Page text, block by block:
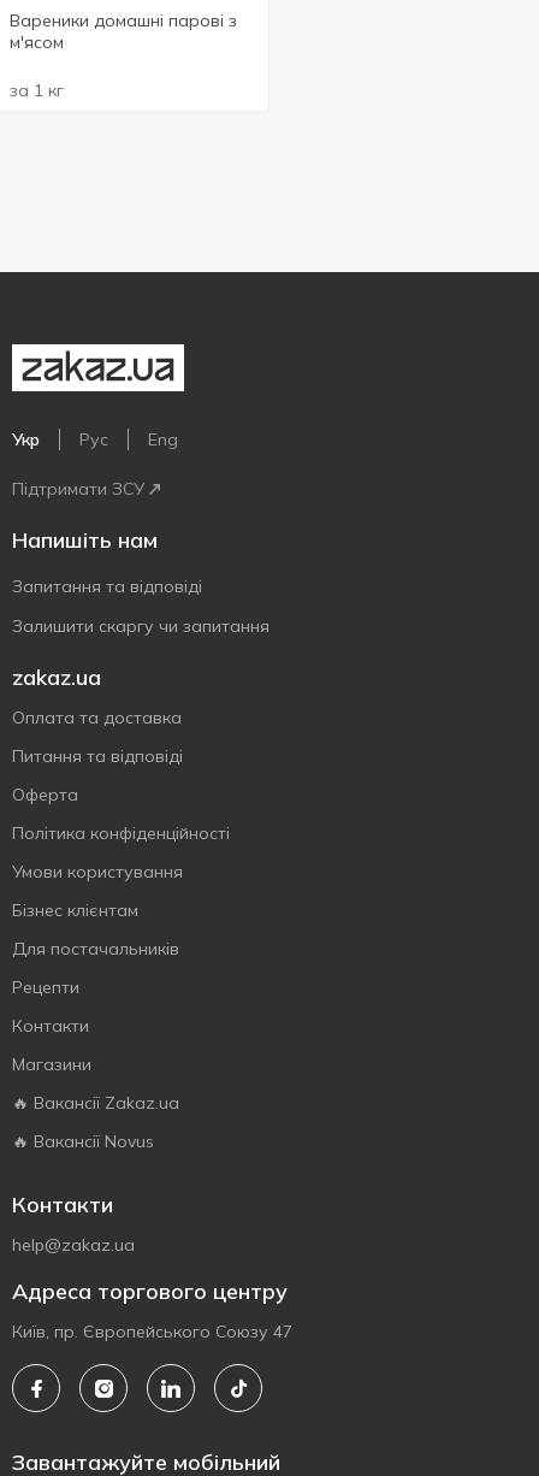
Вареники домашні парові з
м'ясом
за 1 кг
Укр Рус Eng
Підтримати ЗСУ
Напишіть нам
Запитання та відповіді
Залишити скаргу чи запитання
zakaz.ua
Оплата та доставка
Питання та відповіді
Оферта
Політика конфіденційності
Умови користування
Бізнес клієнтам
Для постачальників
Рецепти
Контакти
Магазини
🔥 Вакансії Zakaz.ua
🔥 Вакансії Novus
Контакти
help@zakaz.ua
Адреса торгового центру
Київ, пр. Європейського Союзу 47
Завантажуйте мобільний